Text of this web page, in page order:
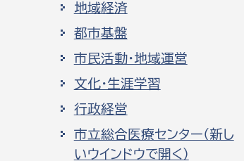
地域経済
都市基盤
市民活動・地域運営
文化・生涯学習
行政経営
市立総合医療センター（新し
いウインドウで開く）